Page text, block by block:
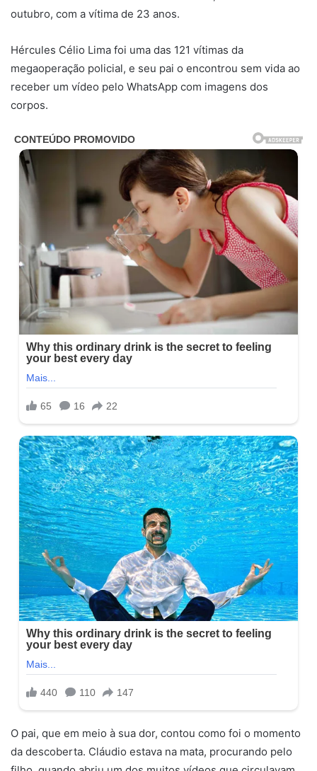
outubro, com a vítima de 23 anos.
Hércules Célio Lima foi uma das 121 vítimas da
megaoperação policial, e seu pai o encontrou sem vida ao
receber um vídeo pelo WhatsApp com imagens dos
corpos.
O pai, que em meio à sua dor, contou como foi o momento
da descoberta. Cláudio estava na mata, procurando pelo